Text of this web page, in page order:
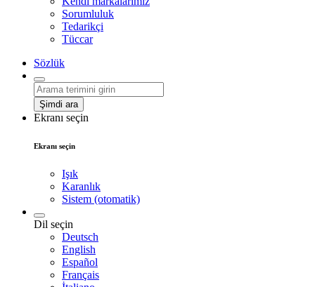
Sorumluluk
Tedarikçi
Tüccar
Sözlük
Şimdi ara
Ekranı seçin
Ekranı seçin
Işık
Karanlık
Sistem (otomatik)
Dil seçin
Deutsch
English
Español
Français